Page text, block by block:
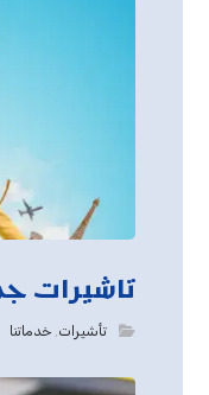
تاشيرات
تأشيرات,خدماتنا